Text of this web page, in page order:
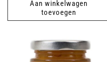
Aan winkelwagen
toevoegen